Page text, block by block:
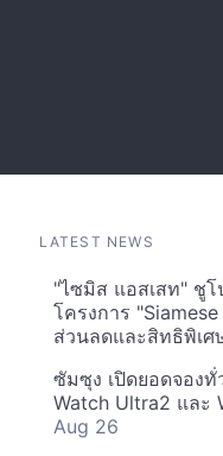
LATEST NEWS
"ไซมิส แอสเสท" ชู
โครงการ
ส่วนลดและสิทธิพิเศ
ซัมซุง เปิดยอดจองทั่
Watch Ultra2 และ
Aug 26